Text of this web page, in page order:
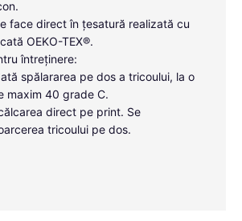
face direct în țesatură realizată cu
OEKO-TEX®.
întreținere:
spălararea pe dos a tricoului, la o
maxim 40 grade C.
direct pe print. Se
tricoului pe dos.